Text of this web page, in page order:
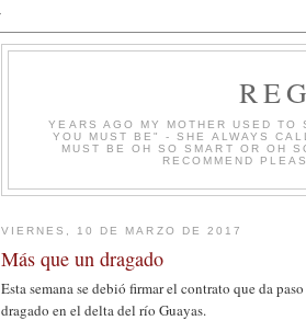
YEARS AGO MY MOTHER USED
YOU MUST BE" - SHE ALWAYS
MUST BE OH SO SMART OR OH
RECOMMEND
VIERNES, 10 DE MARZO DE 2017
Más que un dragado
Esta semana se debió firmar el contrato que da
dragado en el delta del río Guayas.